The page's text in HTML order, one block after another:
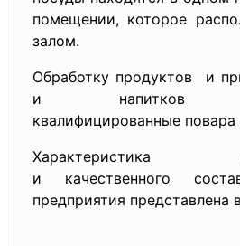
помещении, которое
залом.
Обработку продуктов и
и напитков
квалифицированные
Характеристика
и качественного
предприятия представлена